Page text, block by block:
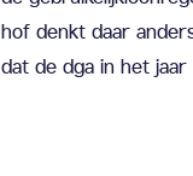
hof denkt daar
dat de dga in het jaar